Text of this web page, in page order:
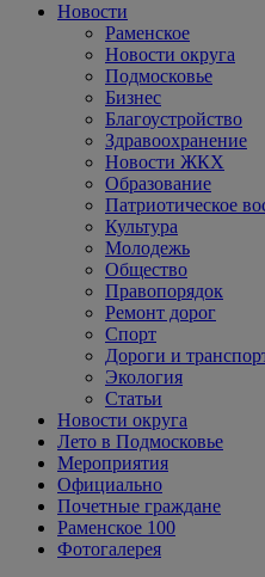
Новости
Раменское
Новости округа
Подмосковье
Бизнес
Благоустройство
Здравоохранение
Новости ЖКХ
Образование
Патриотическое
Культура
Молодежь
Общество
Правопорядок
Ремонт дорог
Спорт
Дороги и
Экология
Статьи
Новости округа
Лето в Подмосковье
Мероприятия
Официально
Почетные граждане
Раменское 100
Фотогалерея